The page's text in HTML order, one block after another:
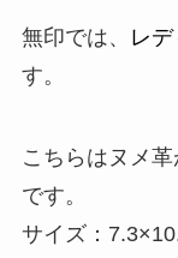
無印では、 レ
す。
こちらはヌメ
です。
サイズ：